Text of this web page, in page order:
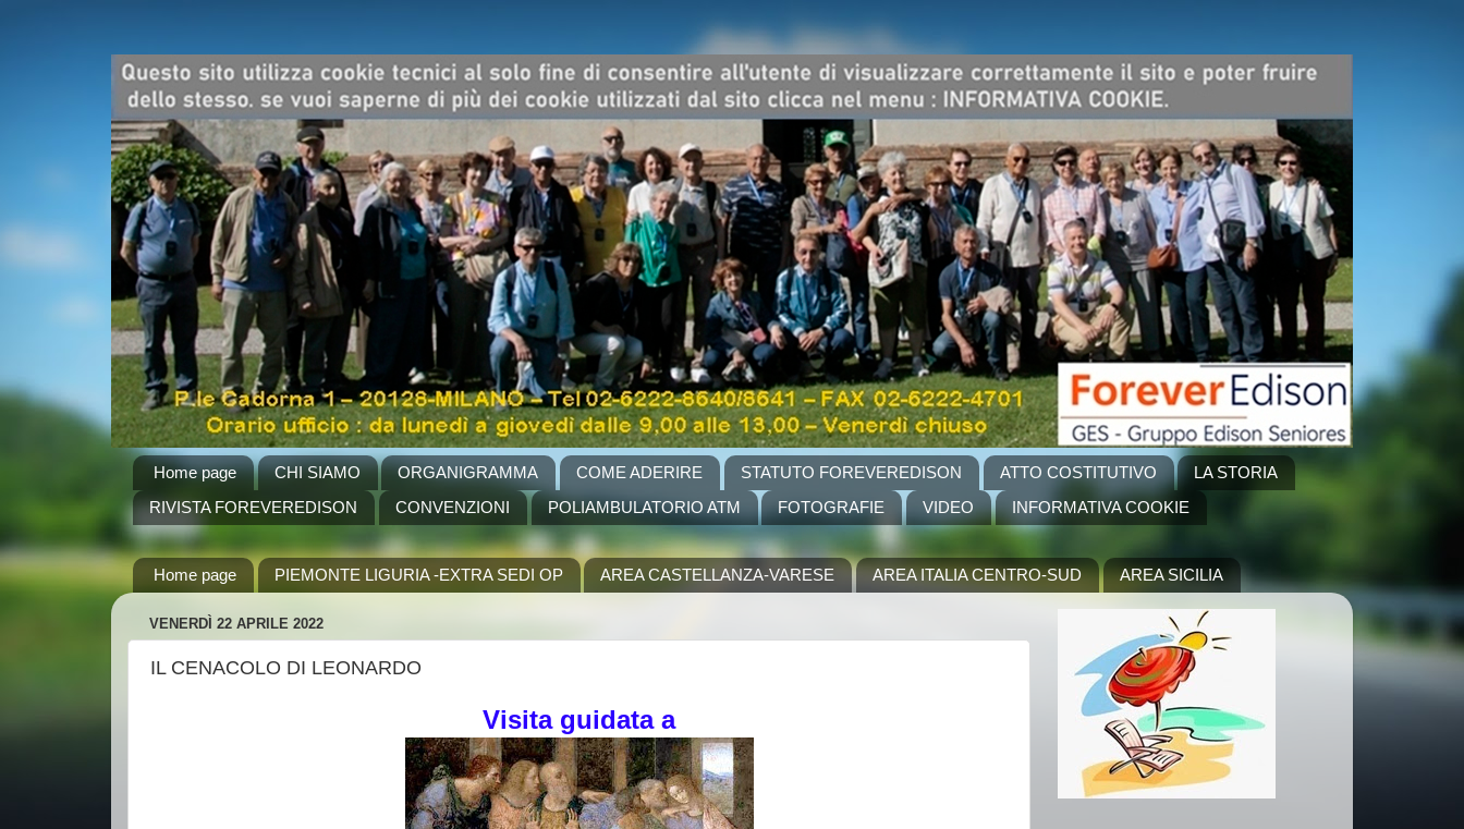
Home page CHI SIAMO ORGANIGRAMMA COME ADERIRE STATUTO FOREVEREDISON ATTO COSTITUTIVO
LA STORIA
RIVISTA FOREVEREDISON
CONVENZIONI POLIAMBULATORIO ATM FOTOGRAFIE VIDEO INFORMATIVA COOKIE
Home page PIEMONTE LIGURIA -EXTRA SEDI OP AREA CASTELLANZA-VARESE AREA ITALIA CENTRO-SUD AREA SICILIA
VENERDÌ 22 APRILE 2022
IL CENACOLO DI LEONARDO
Visita guidata a